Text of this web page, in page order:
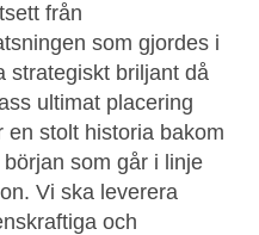
från
som gjordes i
strategiskt briljant då
ultimat placering
en stolt historia bakom
som går i linje
Vi ska leverera
och